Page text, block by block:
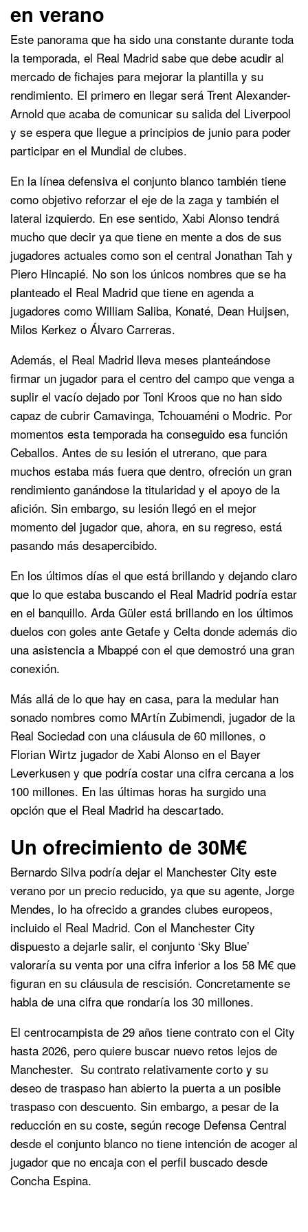
en verano
Este panorama que ha sido una constante durante toda
la temporada, el Real Madrid sabe que debe acudir al
mercado de fichajes para mejorar la plantilla y su
rendimiento. El primero en llegar será Trent Alexander-
Arnold que acaba de comunicar su salida del Liverpool
y se espera que llegue a principios de junio para poder
participar en el Mundial de clubes.
En la línea defensiva el conjunto blanco también tiene
como objetivo reforzar el eje de la zaga y también el
lateral izquierdo. En ese sentido, Xabi Alonso tendrá
mucho que decir ya que tiene en mente a dos de sus
jugadores actuales como son el central Jonathan Tah y
Piero Hincapié. No son los únicos nombres que se ha
planteado el Real Madrid que tiene en agenda a
jugadores como William Saliba, Konaté, Dean Huijsen,
Milos Kerkez o Álvaro Carreras.
Además, el Real Madrid lleva meses planteándose
firmar un jugador para el centro del campo que venga a
suplir el vacío dejado por Toni Kroos que no han sido
capaz de cubrir Camavinga, Tchouaméni o Modric. Por
momentos esta temporada ha conseguido esa función
Ceballos. Antes de su lesión el utrerano, que para
muchos estaba más fuera que dentro, ofreción un gran
rendimiento ganándose la titularidad y el apoyo de la
afición. Sin embargo, su lesión llegó en el mejor
momento del jugador que, ahora, en su regreso, está
pasando más desapercibido.
En los últimos días el que está brillando y dejando claro
que lo que estaba buscando el Real Madrid podría estar
en el banquillo. Arda Güler está brillando en los últimos
duelos con goles ante Getafe y Celta donde además dio
una asistencia a Mbappé con el que demostró una gran
conexión.
Más allá de lo que hay en casa, para la medular han
sonado nombres como MArtín Zubimendi, jugador de la
Real Sociedad con una cláusula de 60 millones, o
Florian Wirtz jugador de Xabi Alonso en el Bayer
Leverkusen y que podría costar una cifra cercana a los
100 millones. En las últimas horas ha surgido una
opción que el Real Madrid ha descartado.
Un ofrecimiento de 30M€
Bernardo Silva podría dejar el Manchester City este
verano por un precio reducido, ya que su agente, Jorge
Mendes, lo ha ofrecido a grandes clubes europeos,
incluido el Real Madrid. Con el Manchester City
dispuesto a dejarle salir, el conjunto ‘Sky Blue’
valoraría su venta por una cifra inferior a los 58 M€ que
figuran en su cláusula de rescisión. Concretamente se
habla de una cifra que rondaría los 30 millones.
El centrocampista de 29 años tiene contrato con el City
hasta 2026, pero quiere buscar nuevo retos lejos de
Manchester. Su contrato relativamente corto y su
deseo de traspaso han abierto la puerta a un posible
traspaso con descuento. Sin embargo, a pesar de la
reducción en su coste, según recoge Defensa Central
desde el conjunto blanco no tiene intención de acoger al
jugador que no encaja con el perfil buscado desde
Concha Espina.